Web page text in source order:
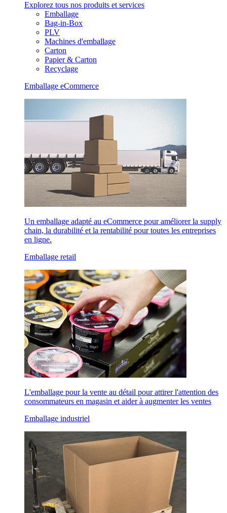
Explorez tous nos produits et services
Emballage
Bag-in-Box
PLV
Machines d'emballage
Carton
Papier & Carton
Recyclage
Emballage eCommerce
Un emballage adapté au eCommerce pour améliorer la supply
chain, la durabilité et la rentabilité pour toutes les entreprises
en ligne.
Emballage retail
L'emballage pour la vente au détail pour attirer l'attention des
consommateurs en magasin et aider à augmenter les ventes
Emballage industriel